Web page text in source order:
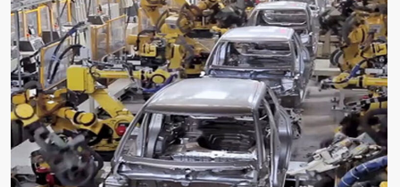
ने
बनाया
नया
कीर्तिमान!